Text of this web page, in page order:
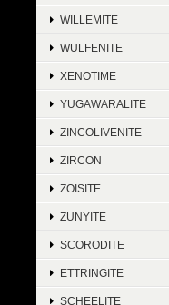
WILLEMITE
WULFENITE
XENOTIME
YUGAWARALITE
ZINCOLIVENITE
ZIRCON
ZOISITE
ZUNYITE
SCORODITE
ETTRINGITE
SCHEELITE